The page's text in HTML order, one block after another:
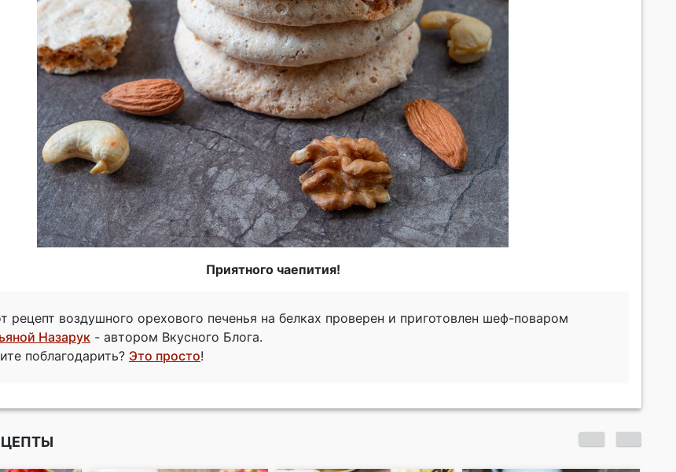
Приятного чаепития!
рецепт воздушного орехового печенья на белках проверен и приготовлен шеф-поваром
Назарук - автором Вкусного Блога.
поблагодарить? Это просто!